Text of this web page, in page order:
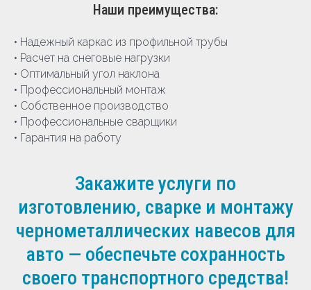
Наши преимущества:
• Надежный каркас из профильной трубы
• Расчет на снеговые нагрузки
• Оптимальный угол наклона
• Профессиональный монтаж
• Собственное производство
• Профессиональные сварщики
• Гарантия на работу
Закажите услуги по
изготовлению, сварке и монтажу
чернометаллических навесов для
авто — обеспечьте сохранность
своего транспортного средства!